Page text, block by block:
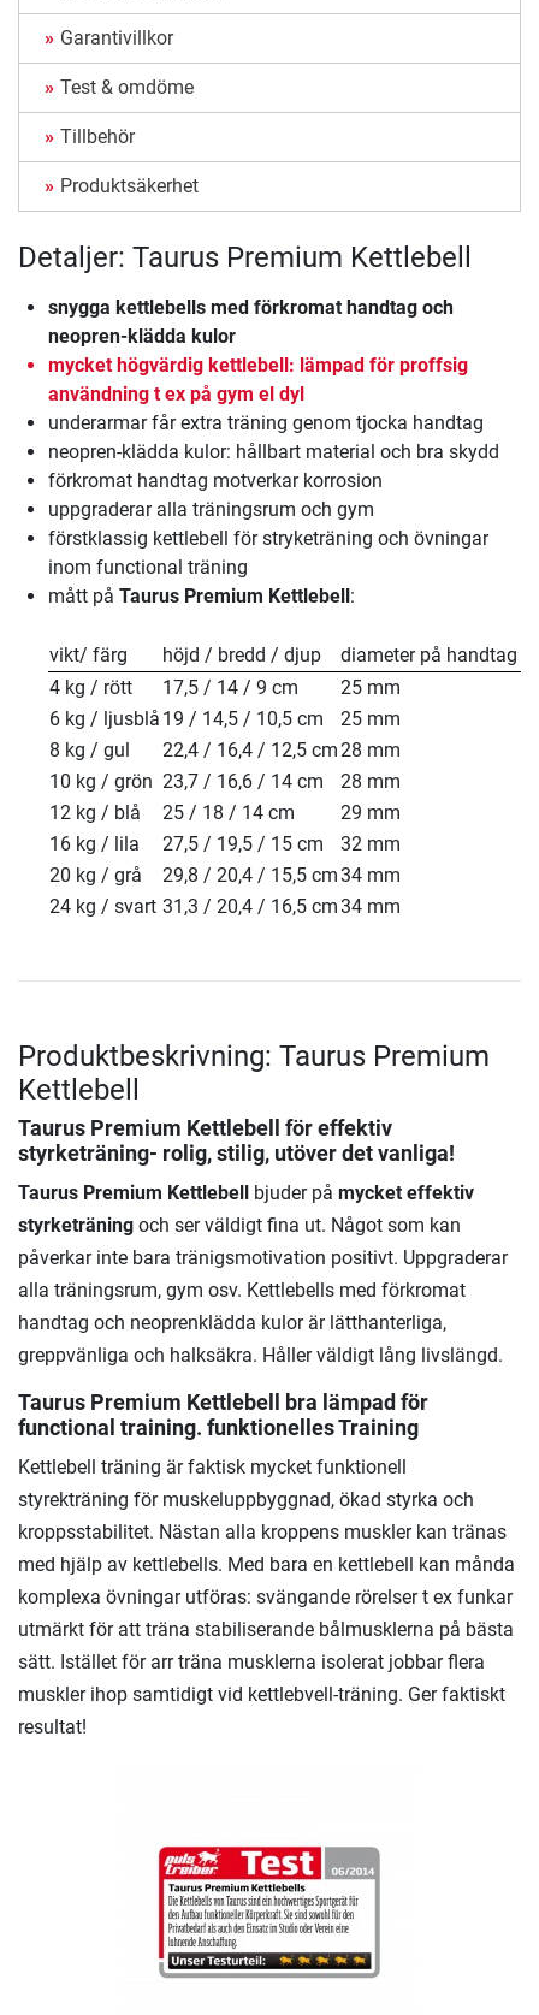
Garantivillkor
Test & omdöme
Tillbehör
Produktsäkerhet
Detaljer: Taurus Premium Kettlebell
snygga kettlebells med förkromat handtag och
neopren-klädda kulor
mycket högvärdig kettlebell: lämpad för proffsig
användning t ex på gym el dyl
underarmar får extra träning genom tjocka handtag
neopren-klädda kulor: hållbart material och bra skydd
förkromat handtag motverkar korrosion
uppgraderar alla träningsrum och gym
förstklassig kettlebell för stryketräning och övningar
inom functional träning
mått på Taurus Premium Kettlebell:
vikt/ färg höjd / bredd / djup
diameter på handtag
4 kg / rött
17,5 / 14 / 9 cm
25 mm
6 kg / ljusblå 19 / 14,5 / 10,5 cm
25 mm
8 kg / gul
22,4 / 16,4 / 12,5 cm28 mm
10 kg / grön 23,7 / 16,6 / 14 cm
28 mm
12 kg / blå
25 / 18 / 14 cm
29 mm
16 kg / lila
27,5 / 19,5 / 15 cm
32 mm
20 kg / grå
29,8 / 20,4 / 15,5 cm34 mm
24 kg / svart 31,3 / 20,4 / 16,5 cm34 mm
Produktbeskrivning: Taurus Premium
Kettlebell
Taurus Premium Kettlebell
för effektiv
styrketräning- rolig, stilig, utöver det vanliga!
Taurus Premium Kettlebell bjuder på mycket effektiv
styrketräning och ser väldigt fina ut. Något som kan
påverkar inte bara tränigsmotivation positivt. Uppgraderar
alla träningsrum, gym osv. Kettlebells med förkromat
handtag och neoprenklädda kulor är lätthanterliga,
greppvänliga och halksäkra. Håller väldigt lång livslängd.
Taurus Premium Kettlebell bra lämpad för
functional training. funktionelles Training
Kettlebell träning är faktisk mycket funktionell
styrekträning för muskeluppbyggnad, ökad styrka och
kroppsstabilitet. Nästan alla kroppens muskler kan tränas
med hjälp av kettlebells. Med bara en kettlebell kan månda
komplexa övningar utföras: svängande rörelser t ex funkar
utmärkt för att träna stabiliserande bålmusklerna på bästa
sätt. Istället för arr träna musklerna isolerat jobbar flera
muskler ihop samtidigt vid kettlebvell-träning. Ger faktiskt
resultat!